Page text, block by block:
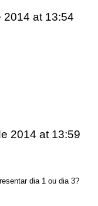
2014 at 13:54
2014 at 13:59
dia 1 ou dia 3?